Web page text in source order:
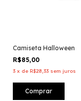
Camiseta Halloween
R$85,00
3 x de R$28,33 sem juros
Comprar